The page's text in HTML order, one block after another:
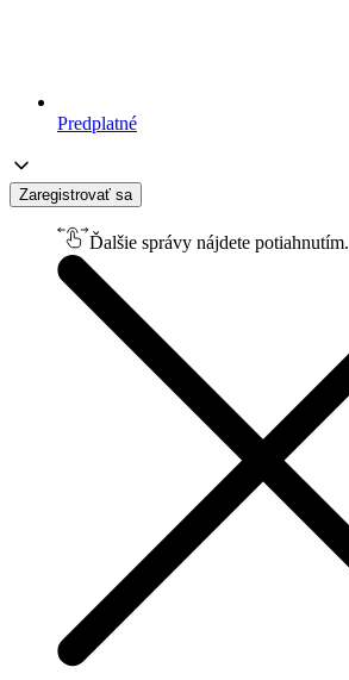
Predplatné
Zaregistrovať sa
Ďalšie správy nájdete potiahnutím.